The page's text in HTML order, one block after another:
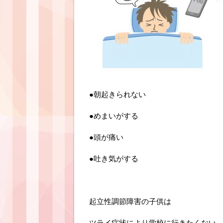
●朝起きられない
●めまいがする
●頭が痛い
●吐き気がする
起立性調節障害の子供は